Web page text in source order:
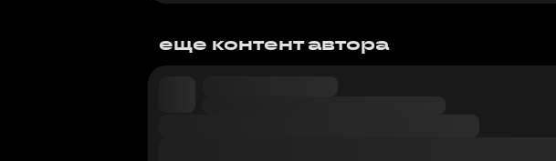
еще контент автора